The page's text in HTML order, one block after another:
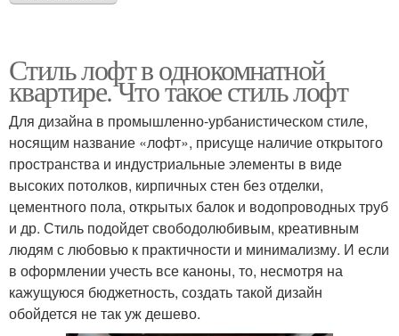
Стиль лофт в однокомнатной
квартире. Что такое стиль лофт
Для дизайна в промышленно-урбанистическом стиле,
носящим название «лофт», присуще наличие открытого
пространства и индустриальные элементы в виде
высоких потолков, кирпичных стен без отделки,
цементного пола, открытых балок и водопроводных труб
и др. Стиль подойдет свободолюбивым, креативным
людям с любовью к практичности и минимализму. И если
в оформлении учесть все каноны, то, несмотря на
кажущуюся бюджетность, создать такой дизайн
обойдется не так уж дешево.